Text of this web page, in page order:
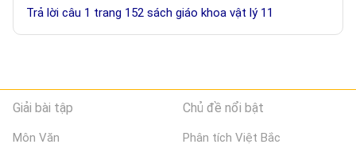
Trả lời câu 1 trang 152 sách giáo khoa vật lý 11
Giải bài tập
Môn Văn
Chủ đề nổi bật
Phân tích Việt Bắc